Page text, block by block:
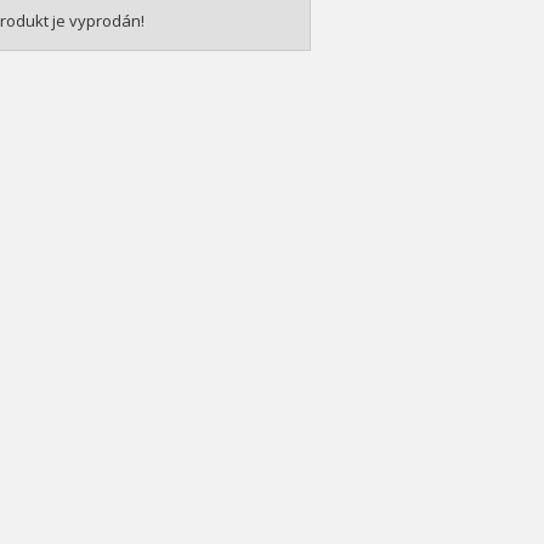
je vyprodán!